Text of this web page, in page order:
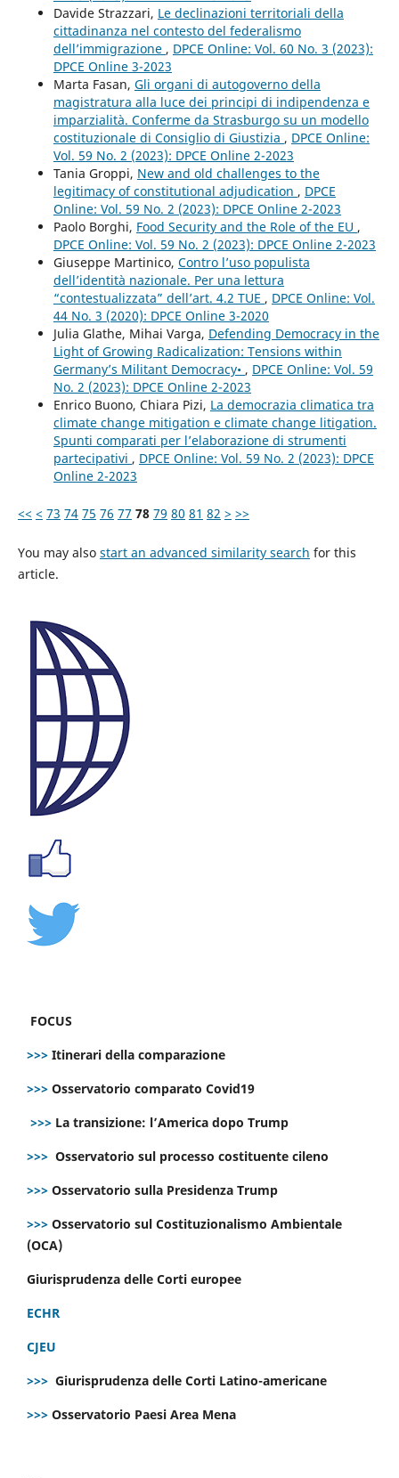
Davide Strazzari, Le declinazioni territoriali della
cittadinanza nel contesto del federalismo
dell’immigrazione , DPCE Online: Vol. 60 No. 3 (2023):
DPCE Online 3-2023
Marta Fasan, Gli organi di autogoverno della
magistratura alla luce dei principi di indipendenza e
imparzialità. Conferme da Strasburgo su un modello
costituzionale di Consiglio di Giustizia , DPCE Online:
Vol. 59 No. 2 (2023): DPCE Online 2-2023
Tania Groppi, New and old challenges to the
legitimacy of constitutional adjudication , DPCE
Online: Vol. 59 No. 2 (2023): DPCE Online 2-2023
Paolo Borghi, Food Security and the Role of the EU ,
DPCE Online: Vol. 59 No. 2 (2023): DPCE Online 2-2023
Giuseppe Martinico, Contro l’uso populista
dell’identità nazionale. Per una lettura
“contestualizzata” dell’art. 4.2 TUE , DPCE Online: Vol.
44 No. 3 (2020): DPCE Online 3-2020
Julia Glathe, Mihai Varga, Defending Democracy in the
Light of Growing Radicalization: Tensions within
Germany’s Militant Democracy• , DPCE Online: Vol. 59
No. 2 (2023): DPCE Online 2-2023
Enrico Buono, Chiara Pizi, La democrazia climatica tra
climate change mitigation e climate change litigation.
Spunti comparati per l’elaborazione di strumenti
partecipativi , DPCE Online: Vol. 59 No. 2 (2023): DPCE
Online 2-2023
<< < 73 74 75 76 77 78 79 80 81 82 > >>
You may also start an advanced similarity search for this
article.
FOCUS
>>> Itinerari della comparazione
>>> Osservatorio comparato Covid19
>>> La transizione: l’America dopo Trump
>>> Osservatorio sul processo costituente cileno
>>> Osservatorio sulla Presidenza Trump
>>> Osservatorio sul Costituzionalismo Ambientale
(OCA)
Giurisprudenza delle Corti europee
ECHR
CJEU
>>> Giurisprudenza delle Corti Latino-americane
>>> Osservatorio Paesi Area Mena